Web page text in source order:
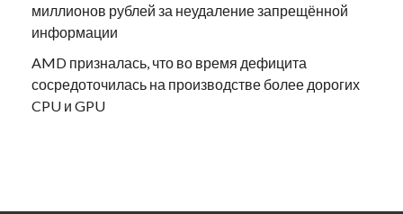
миллионов рублей за неудаление запрещённой
информации
AMD призналась, что во время дефицита
сосредоточилась на производстве более дорогих
CPU и GPU